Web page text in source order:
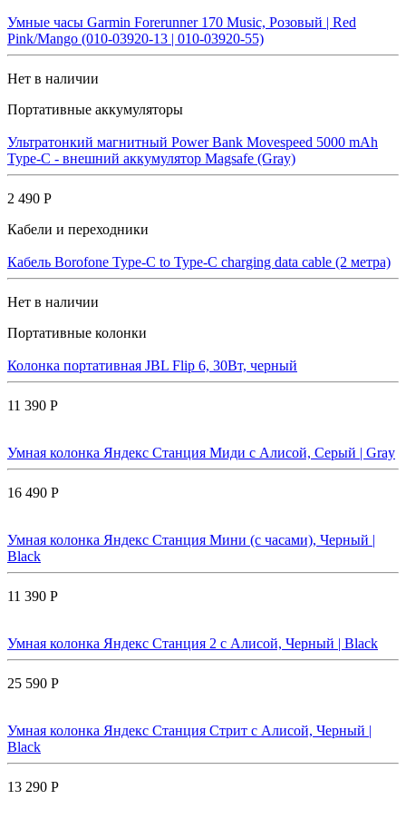
Умные часы Garmin Forerunner 170 Music, Розовый | Red
Pink/Mango (010-03920-13 | 010-03920-55)
Нет в наличии
Портативные аккумуляторы
Ультратонкий магнитный Power Bank Movespeed 5000 mAh
Type-C - внешний аккумулятор Magsafe (Gray)
2 490 Р
Кабели и переходники
Кабель Borofone Type-C to Type-C charging data cable (2 метра)
Нет в наличии
Портативные колонки
Колонка портативная JBL Flip 6, 30Вт, черный
11 390 Р
Умная колонка Яндекс Станция Миди с Алисой, Cерый | Gray
16 490 Р
Умная колонка Яндекс Станция Мини (с часами), Черный |
Black
11 390 Р
Умная колонка Яндекс Станция 2 с Алисой, Черный | Black
25 590 Р
Умная колонка Яндекс Станция Стрит с Алисой, Черный |
Black
13 290 Р